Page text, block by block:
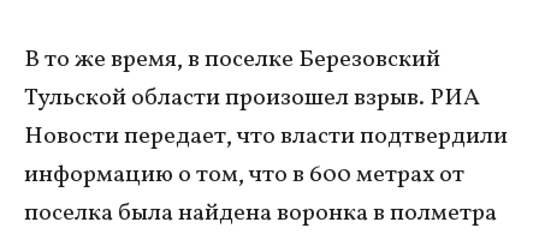
В то же время, в поселке Березовский
Тульской области произошел взрыв. РИА
Новости передает, что власти подтвердили
информацию о том, что в 600 метрах от
поселка была найдена воронка в полметра